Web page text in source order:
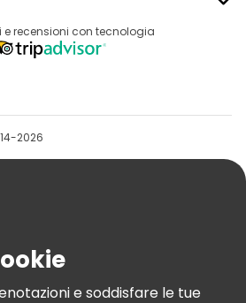
e recensioni con tecnologia
2026
e soddisfare le tue